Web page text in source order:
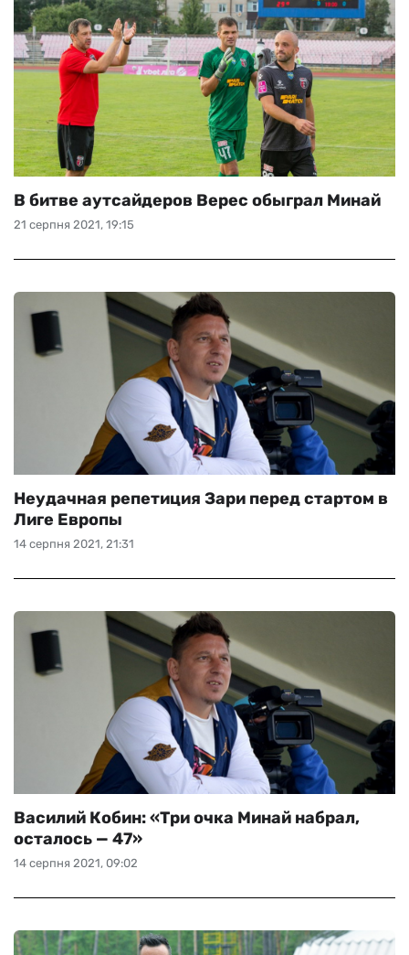
21 серпня 2021, 19:15
В битве аутсайдеров Верес обыграл Минай
14 серпня 2021, 21:31
Неудачная репетиция Зари перед стартом в
Лиге Европы
14 серпня 2021, 09:02
Василий Кобин: «Три очка Минай набрал,
осталось — 47»